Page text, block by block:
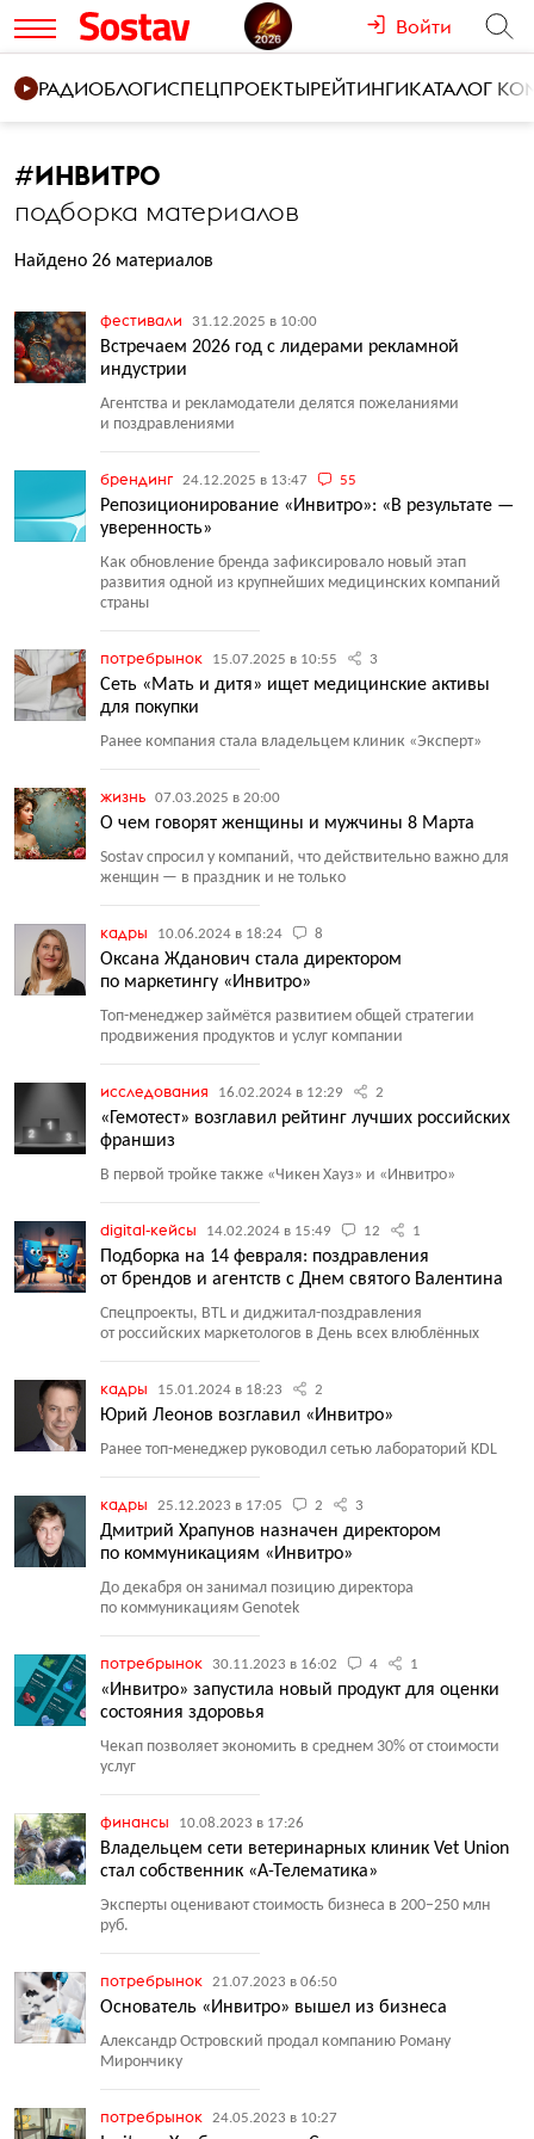
Войти
РАДИОБЛОГИСПЕЦПРОЕКТЫРЕЙТИНГИКАТАЛОГ
#ИНВИТРО
подборка материалов
Найдено 26 материалов
фестивали 31.12.2025 в 10:00
Встречаем 2026 год с лидерами рекламной
индустрии
Агентства и рекламодатели делятся пожеланиями
и поздравлениями
брендинг 24.12.2025 в 13:47 55
Репозиционирование «Инвитро»: «В результате —
уверенность»
Как обновление бренда зафиксировало новый этап
развития одной из крупнейших медицинских компаний
страны
потребрынок 15.07.2025 в 10:55 3
Сеть «Мать и дитя» ищет медицинские активы
для покупки
Ранее компания стала владельцем клиник «Эксперт»
жизнь 07.03.2025 в 20:00
О чем говорят женщины и мужчины 8 Марта
Sostav спросил у компаний, что действительно важно для
женщин — в праздник и не только
кадры 10.06.2024 в 18:24 8
Оксана Жданович стала директором
по маркетингу «Инвитро»
Топ-менеджер займётся развитием общей стратегии
продвижения продуктов и услуг компании
исследования 16.02.2024 в 12:29 2
«Гемотест» возглавил рейтинг лучших российских
франшиз
В первой тройке также «Чикен Хауз» и «Инвитро»
digital-кейсы 14.02.2024 в 15:49 12 1
Подборка на 14 февраля: поздравления
от брендов и агентств с Днем святого Валентина
Спецпроекты, BTL и диджитал-поздравления
от российских маркетологов в День всех влюблённых
кадры 15.01.2024 в 18:23 2
Юрий Леонов возглавил «Инвитро»
Ранее топ-менеджер руководил сетью лабораторий KDL
кадры 25.12.2023 в 17:05 2 3
Дмитрий Храпунов назначен директором
по коммуникациям «Инвитро»
До декабря он занимал позицию директора
по коммуникациям Genotek
потребрынок 30.11.2023 в 16:02 4 1
«Инвитро» запустила новый продукт для оценки
состояния здоровья
Чекап позволяет экономить в среднем 30% от стоимости
услуг
финансы 10.08.2023 в 17:26
Владельцем сети ветеринарных клиник Vet Union
стал собственник «А-Телематика»
Эксперты оценивают стоимость бизнеса в 200−250 млн
руб.
потребрынок 21.07.2023 в 06:50
Основатель «Инвитро» вышел из бизнеса
Александр Островский продал компанию Роману
Мирончику
потребрынок 24.05.2023 в 10:27